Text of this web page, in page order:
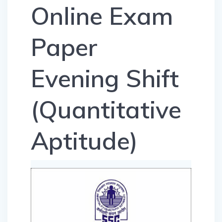
Online Exam
Paper
Evening Shift
(Quantitative
Aptitude)